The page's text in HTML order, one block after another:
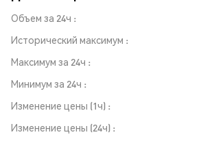
Объем за 24ч
Исторический максимум
Максимум за 24ч
Минимум за 24ч
Изменение цены (1ч)
Изменение цены (24ч)